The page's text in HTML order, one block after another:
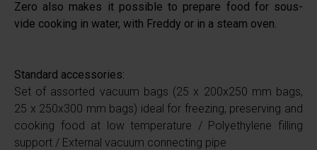
Zero also makes it possible to prepare food for sous-
vide cooking in water, with Freddy or in a steam oven.
Standard accessories:
Set of assorted vacuum bags (25 x 200x250 mm bags,
25 x 250x300 mm bags) ideal for freezing, preserving and
cooking food at low temperature / Polyethylene filling
support / External vacuum connecting pipe